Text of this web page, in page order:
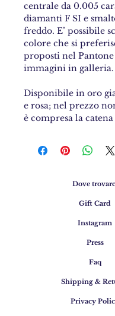
centrale da 0.005
diamanti F SI e
freddo. E’ possibile
colore che si
proposti nel
immagini in galleria.
Disponibile in oro
e rosa; nel prezzo
è compresa la
Dove
Gift Card
Instagram
Press
Faq
Shipping &
Privacy